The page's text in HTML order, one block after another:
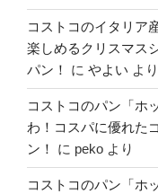
コストコのイタリア
楽しめるクリスマス
パン！
に やよい より
コストコのパン「ホ
わ！コスパに優れた
ン！
に peko より
コストコのパン「ホ